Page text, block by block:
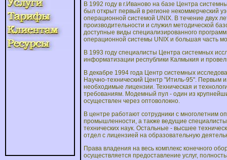
В 1992 году в г.Иваново на базе Центра
был открыт первый в регионе некоммерческий
операционной системой UNIX. В течение двух
производительности и служил методической
доступные виды специализированного
операционной системы UNIX и большая часть
В 1993 году специалисты Центра системных
информатизации республики Калмыкия и
В декабре 1994 года Центр системных
Научно-технический Центр "Итиль-95". Первым
необходимые лицензии. Техническая и
требованиям. Модемный пул - один из
осуществлен через оптоволокно.
В центре работают сотрудники с многолетним
промышленности, а также ведущие
технических наук. Остальные - высшее
отдел с лицензией на образовательную
Права владения на весь комплекс конечного
осуществляется предоставление услуг,